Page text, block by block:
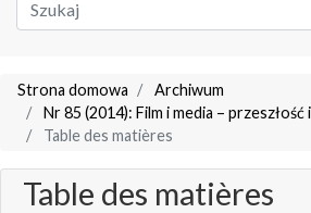
Strona domowa
Archiwum
Nr 85 (2014): Film i media – przeszłość
Table des matières
Table des matières